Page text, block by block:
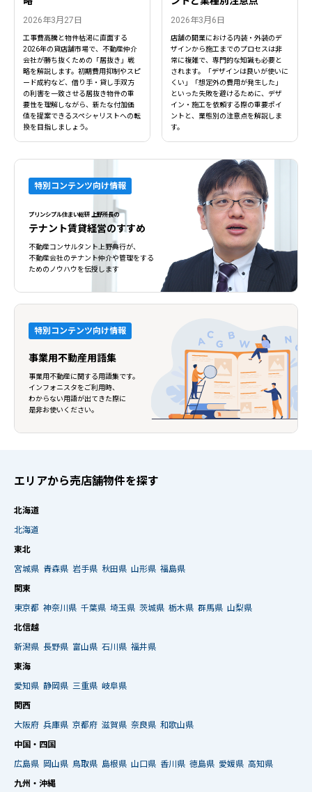
閉じる
2026年3月27日
工事費高騰と物件枯渇に直面する
2026年の貸店舗市場で、不動産仲介
会社が勝ち抜くための「居抜き」戦
略を解説します。初期費用抑制やスピ
ード成約など、借り手・貸し手双方
の利害を一致させる居抜き物件の重
要性を理解しながら、新たな付加価
値を提案できるスペシャリストへの転
換を目指しましょう。
2026年3月6日
店舗の開業における内装・外装のデ
ザインから施工までのプロセスは非
常に複雑で、専門的な知識も必要と
されます。「デザインは良いが使いに
くい」「想定外の費用が発生した」
といった失敗を避けるために、デザ
イン・施工を依頼する際の重要ポイ
ントと、業態別の注意点を解説しま
す。
特別コンテンツ向け情報
プリンシプル住まい総研 上野所長の
テナント賃貸経営のすすめ
不動産コンサルタント上野典行が、
不動産会社のテナント仲介や管理をする
ためのノウハウを伝授します
特別コンテンツ向け情報
事業用不動産用語集
事業用不動産に関する用語集です。
インフォニスタをご利用時、
わからない用語が出てきた際に
是非お使いください。
エリアから売店舗物件を探す
北海道
北海道
東北
宮城県 青森県 岩手県 秋田県 山形県 福島県
関東
東京都 神奈川県 千葉県 埼玉県 茨城県 栃木県 群馬県 山梨県
北信越
新潟県 長野県 富山県 石川県 福井県
東海
愛知県 静岡県 三重県 岐阜県
関西
大阪府 兵庫県 京都府 滋賀県 奈良県 和歌山県
中国・四国
広島県 岡山県 鳥取県 島根県 山口県 香川県 徳島県 愛媛県 高知県
九州・沖縄